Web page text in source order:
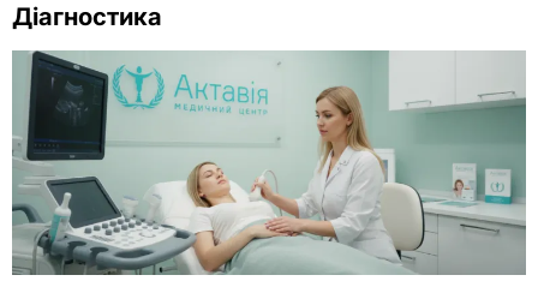
Діагностика